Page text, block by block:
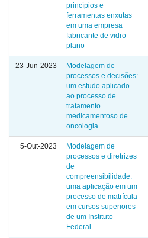
princípios e
ferramentas enxutas
em uma empresa
fabricante de vidro
plano
23-Jun-2023
Modelagem de
processos e decisões:
um estudo aplicado
ao processo de
tratamento
medicamentoso de
oncologia
5-Out-2023
Modelagem de
processos e diretrizes
de
compreensibilidade:
uma aplicação em um
processo de matrícula
em cursos superiores
de um Instituto
Federal